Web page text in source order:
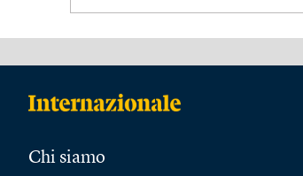
Chi siamo